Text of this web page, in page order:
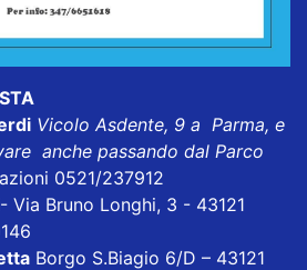
Vicolo Asdente, 9 a Parma, e
anche passando dal Parco
0521/237912
- Via Bruno Longhi, 3 - 43121
Borgo S.Biagio 6/D – 43121